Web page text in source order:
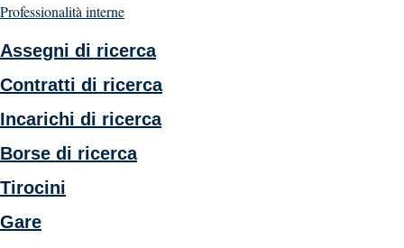
Professionalità interne
Assegni di ricerca
Contratti di ricerca
Incarichi di ricerca
Borse di ricerca
Tirocini
Gare